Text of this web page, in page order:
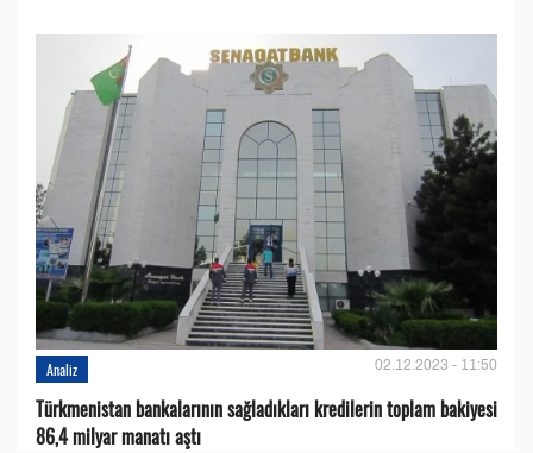
Analiz 02.12.2023 - 11:50
Türkmenistan bankalarının sağladıkları kredilerin toplam bakiyesi
86,4 milyar manatı aştı